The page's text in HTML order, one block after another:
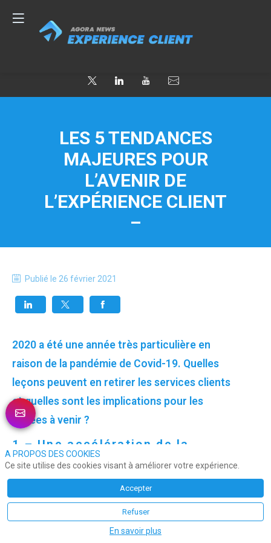
LES 5 TENDANCES
MAJEURES POUR
L’AVENIR DE
L’EXPÉRIENCE CLIENT
–
Publié le 26 février 2021
2020 a été une année très particulière en
raison de la pandémie de Covid-19. Quelles
leçons peuvent en retirer les services clients
et quelles sont les implications pour les
années à venir ?
1 – Une accélération de la
digitalisation du parcours client
A PROPOS DES COOKIES
Ce site utilise des cookies visant à améliorer votre expérience.
Accepter
Refuser
En savoir plus